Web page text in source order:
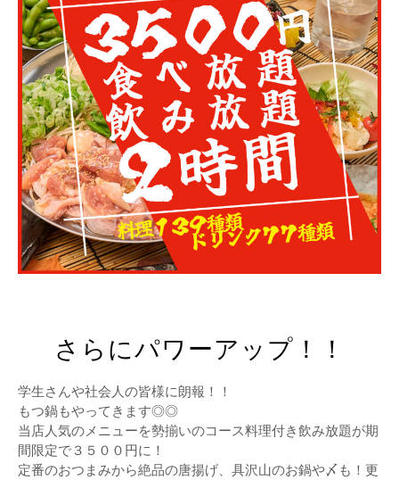
さらにパワーアップ！！
学生さんや社会人の皆様に朗報！！
もつ鍋もやってきます◎◎
当店人気のメニューを勢揃いのコース料理付き飲み放題が期
間限定で３５００円に！
定番のおつまみから絶品の唐揚げ、具沢山のお鍋や〆も！更